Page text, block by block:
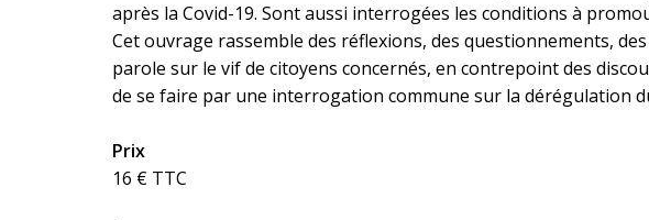
après la Covid-19. Sont aussi interrogées les conditions à
Cet ouvrage rassemble des réflexions, des questionnements,
parole sur le vif de citoyens concernés, en contrepoint des
de se faire par une interrogation commune sur la dérégulation
Prix
16 € TTC